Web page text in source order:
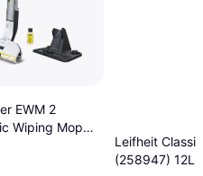
EWM 2
Wiping Mop
Leifheit
(258947) 12L